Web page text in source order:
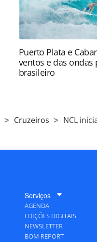
Puerto Plata e
ventos e das ondas
brasileiro
Cruzeiros NCL
Serviços
AGENDA
EDIÇÕES DIGITAIS
NEWSLETTER
BOM REPORT